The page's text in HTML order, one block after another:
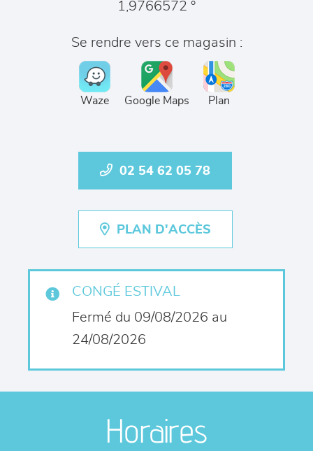
1,9766572 °
Se rendre vers ce magasin :
Waze Google Maps Plan
02 54 62 05 78
PLAN D'ACCÈS
CONGÉ ESTIVAL
Fermé du 09/08/2026 au
24/08/2026
Horaires